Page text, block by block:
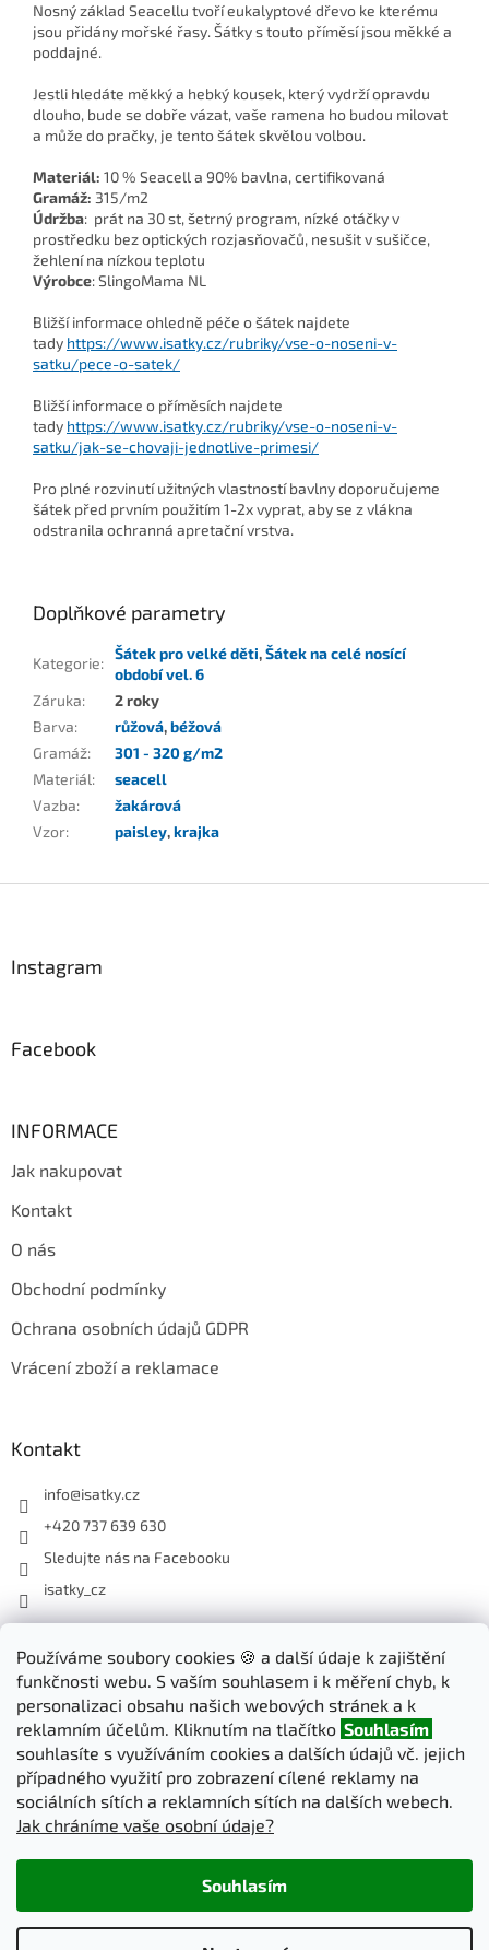
Používáme soubory cookies 🍪 a další údaje k zajištění
funkčnosti webu. S vaším souhlasem i k měření chyb, k
personalizaci obsahu našich webových stránek a k
reklamním účelům. Kliknutím na tlačítko Souhlasím
souhlasíte s využíváním cookies a dalších údajů vč. jejich
případného využití pro zobrazení cílené reklamy na
sociálních sítích a reklamních sítích na dalších webech.
Jak chráníme vaše osobní údaje?
Souhlasím
Nosný základ Seacellu tvoří eukalyptové dřevo ke kterému
jsou přidány mořské řasy. Šátky s touto příměsí jsou měkké a
poddajné.
Jestli hledáte měkký a hebký kousek, který vydrží opravdu
dlouho, bude se dobře vázat, vaše ramena ho budou milovat
a může do pračky, je tento šátek skvělou volbou.
Materiál: 10 % Seacell a 90% bavlna, certifikovaná
Gramáž: 315/m2
Údržba: prát na 30 st, šetrný program, nízké otáčky v
prostředku bez optických rozjasňovačů, nesušit v sušičce,
žehlení na nízkou teplotu
Výrobce: SlingoMama NL
Bližší informace ohledně péče o šátek najdete
tady https://www.isatky.cz/rubriky/vse-o-noseni-v-
satku/pece-o-satek/
Bližší informace o příměsích najdete
tady https://www.isatky.cz/rubriky/vse-o-noseni-v-
satku/jak-se-chovaji-jednotlive-primesi/
Pro plné rozvinutí užitných vlastností bavlny doporučujeme
šátek před prvním použitím 1-2x vyprat, aby se z vlákna
odstranila ochranná apretační vrstva.
Doplňkové parametry
Kategorie:
Šátek pro velké děti,Šátek na celé nosící
období vel. 6
Záruka:
2 roky
Barva: růžová,béžová
Gramáž:
301 - 320 g/m2
Materiál:
seacell
Vazba:
žakárová
Vzor: paisley,krajka
Instagram
Facebook
INFORMACE
Jak nakupovat
Kontakt
O nás
Obchodní podmínky
Ochrana osobních údajů GDPR
Vrácení zboží a reklamace
Kontakt
info@isatky.cz
+420 737 639 630
Sledujte nás na Facebooku
isatky_cz
Odebírat newsletter
Vložte svůj e-mail a my vám budeme zasílat informace o nových
produktech na našem e-shopu.
E-mail
PŘIHLÁSIT SE